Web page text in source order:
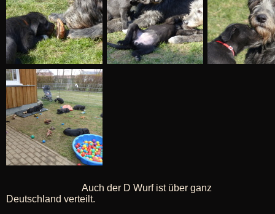
Auch der D Wurf ist über ganz
Deutschland verteilt.